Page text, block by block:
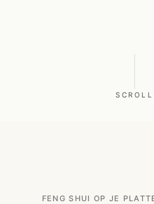
SCROLL
FENG SHUI OP JE